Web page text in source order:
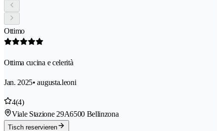
Ottimo
Ottima cucina e celerità
Jan. 2025• augusta.leoni
4(4)
Viale Stazione 29A6500 Bellinzona
Tisch reservieren